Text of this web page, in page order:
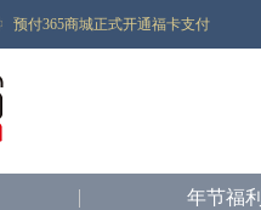
预付365商城正式开通福卡支付
年节福利